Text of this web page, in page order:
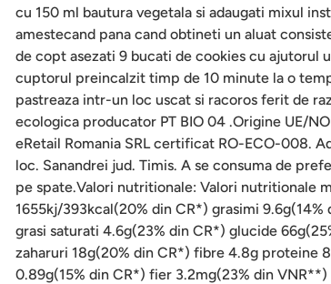
cu 150 ml bautura vegetala si adaugati mixul
amestecand pana cand obtineti un aluat
de copt asezati 9 bucati de cookies cu ajutorul
cuptorul preincalzit timp de 10 minute la o
pastreaza intr-un loc uscat si racoros ferit de
ecologica producator PT BIO 04 .Origine UE/
eRetail Romania SRL certificat RO-ECO-008.
loc. Sanandrei jud. Timis. A se consuma de
pe spate.Valori nutritionale: Valori nutritionale
1655kj/393kcal(20% din CR*) grasimi 9.6g(14%
grasi saturati 4.6g(23% din CR*) glucide
zaharuri 18g(20% din CR*) fibre 4.8g proteine
0.89g(15% din CR*) fier 3.2mg(23% din